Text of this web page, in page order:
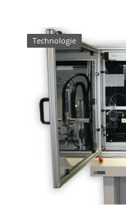
Technologie